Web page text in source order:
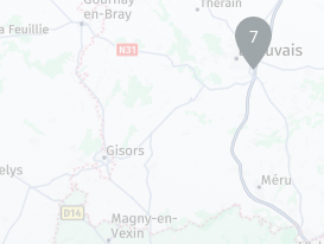
7